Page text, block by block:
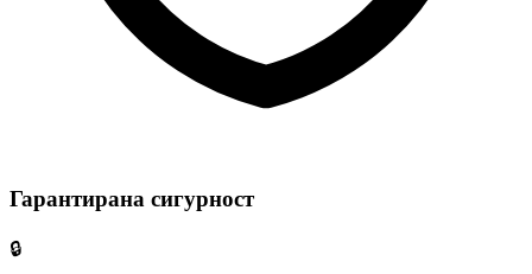
Гарантирана сигурност
🔒